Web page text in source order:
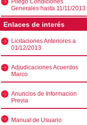
Generales hasta 11/11/2013
Enlaces de interés
Licitaciones Anteriores a
01/12/2013
Adjudicaciones Acuerdos
Marco
Anuncios de Informacion
Previa
Manual de Usuario